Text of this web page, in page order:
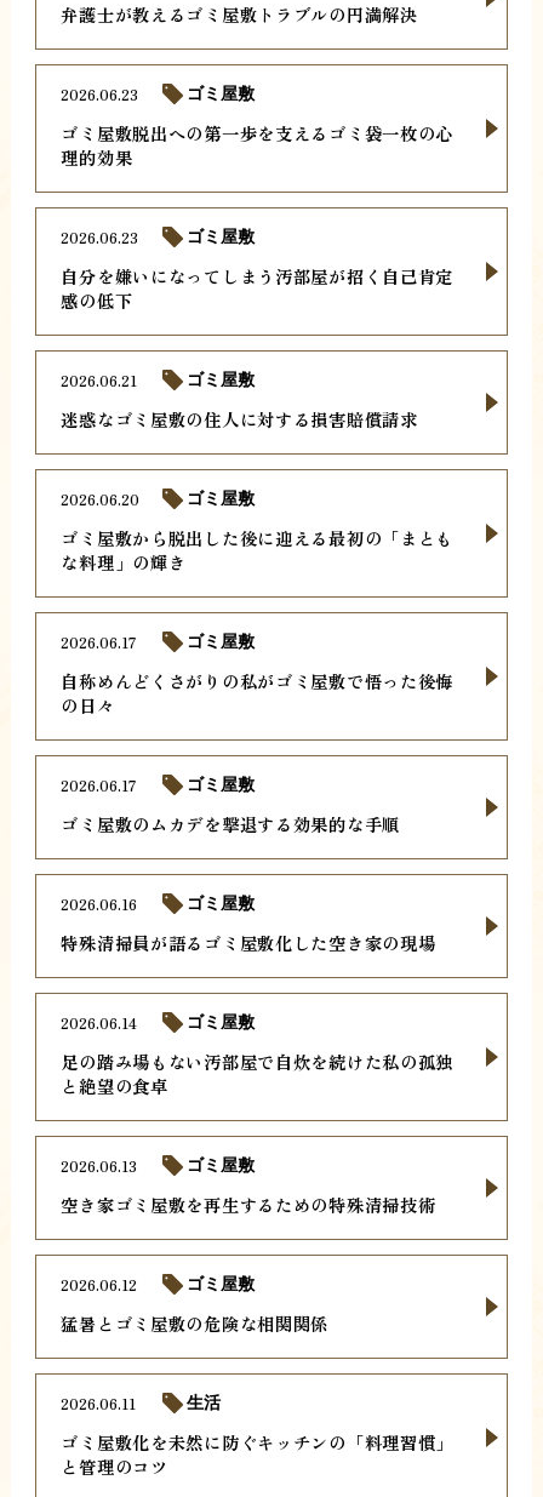
弁護士が教えるゴミ屋敷トラブルの円満解決
ゴミ屋敷脱出への第一歩を支えるゴミ袋一枚の心
理的効果
2026.06.23 ゴミ屋敷
自分を嫌いになってしまう汚部屋が招く自己肯定
感の低下
2026.06.23 ゴミ屋敷
迷惑なゴミ屋敷の住人に対する損害賠償請求
2026.06.21 ゴミ屋敷
ゴミ屋敷から脱出した後に迎える最初の「まとも
な料理」の輝き
2026.06.20 ゴミ屋敷
自称めんどくさがりの私がゴミ屋敷で悟った後悔
の日々
2026.06.17 ゴミ屋敷
ゴミ屋敷のムカデを撃退する効果的な手順
2026.06.17 ゴミ屋敷
特殊清掃員が語るゴミ屋敷化した空き家の現場
2026.06.16 ゴミ屋敷
足の踏み場もない汚部屋で自炊を続けた私の孤独
と絶望の食卓
2026.06.14 ゴミ屋敷
空き家ゴミ屋敷を再生するための特殊清掃技術
2026.06.13 ゴミ屋敷
猛暑とゴミ屋敷の危険な相関関係
2026.06.12 ゴミ屋敷
ゴミ屋敷化を未然に防ぐキッチンの「料理習慣」
と管理のコツ
2026.06.11 生活